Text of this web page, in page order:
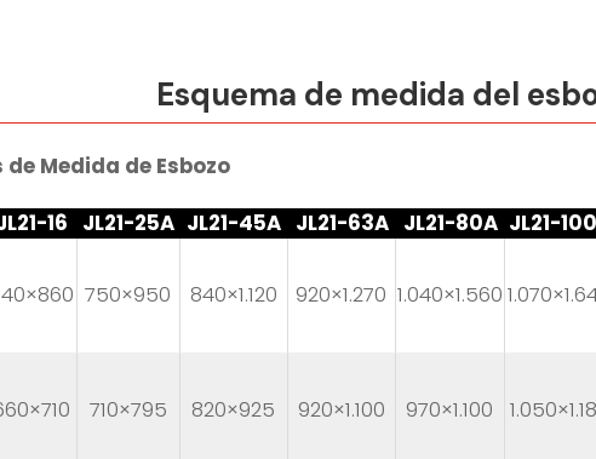
Esquema de medida del
Medida de Esbozo
16 JL21-25A JL21-45A JL21-63A JL21-80A JL21-
750×950 840×1.120 920×1.270 1.040×1.560
710×795 820×925 920×1.100 970×1.100